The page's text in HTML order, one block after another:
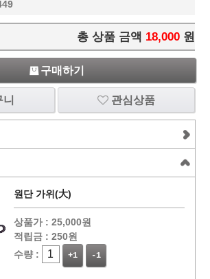
총 상품 금액 18,000 원
구매하기
관심상품
원단 가위(大)
상품가 : 25,000원
적립금 : 250원
수량 :
+1 -1